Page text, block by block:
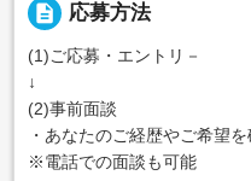
description 応募方法
(1)ご応募・エントリ－
↓
(2)事前面談
・あなたのご経歴やご希望
※電話での面談も可能